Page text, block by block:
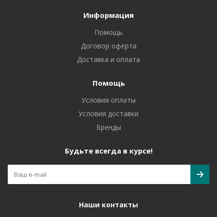
Информация
Помощь
Договор оферта
Доставка и оплата
Помощь
Условия оплаты
Условия доставки
Бренды
Будьте всегда в курсе!
Наши контакты